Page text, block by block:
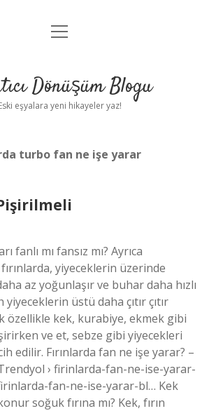
Anasayfa
Yasal Uyarı
menüyü
Dönüşüm Blogu
eşyalara yeni hikayeler yaz!
turbo fan ne işe yarar
fanlı mı fansız mı? Ayrıca
yiyeceklerin üzerinde
az yoğunlaşır ve buhar daha hızlı
yiyeceklerin üstü daha çıtır çıtır
özellikle kek, kurabiye, ekmek gibi
ve et, sebze gibi yiyecekleri
edilir. Fırınlarda fan ne işe yarar? –
› firinlarda-fan-ne-ise-yarar-
fan-ne-ise-yarar-bl… Kek
soğuk fırına mı? Kek, fırın